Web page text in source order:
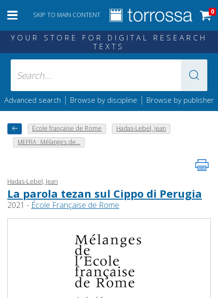
SKIP TO MAIN CONTENT 0
YOUR STORE FOR DIGITAL RESEARCH
TEXTS
Advanced search | Browse by discipline | Browse by publisher
École française de Rome
Hadas-Lebel, Jean
MEFRA : Mélanges de...
Hadas-Lebel, Jean
La parola tezan sul Cippo di Perugia
2021 - École Française de Rome